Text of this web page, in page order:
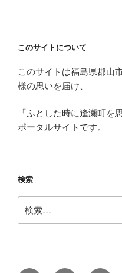
このサイトについて
このサイトは福島県郡山
様の思いを届け、
「ふとした時に逢瀬町を
ポータルサイトです。
検索
索: